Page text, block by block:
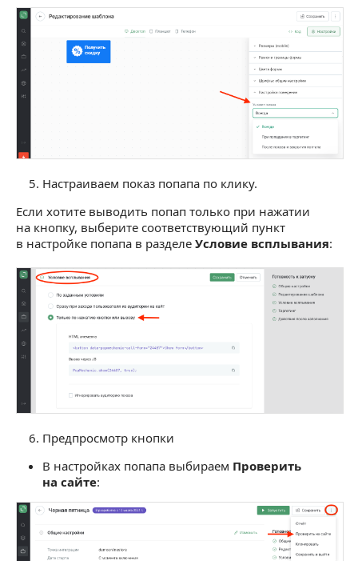
Настраиваем показ попапа по клику.
Если хотите выводить попап только при нажатии
на кнопку, выберите соответствующий пункт
в настройке попапа в разделе Условие всплывания:
Предпросмотр кнопки
В настройках попапа выбираем Проверить
на сайте: